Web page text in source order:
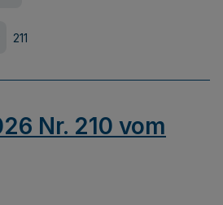
211
Nr. 210 vom